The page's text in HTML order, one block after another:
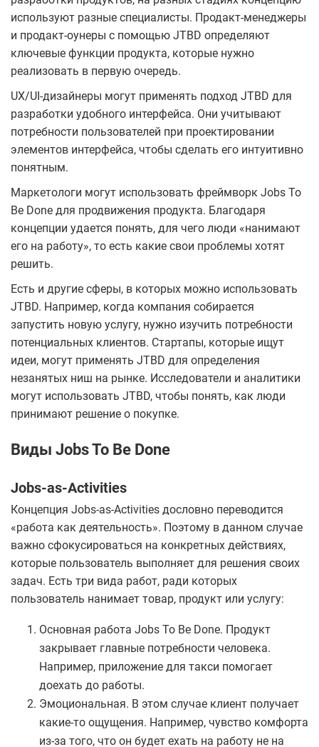
используют разные специалисты. Продакт-менеджеры
и продакт-оунеры с помощью JTBD определяют
ключевые функции продукта, которые нужно
реализовать в первую очередь.
UX/UI-дизайнеры могут применять подход JTBD для
разработки удобного интерфейса. Они учитывают
потребности пользователей при проектировании
элементов интерфейса, чтобы сделать его интуитивно
понятным.
Маркетологи могут использовать фреймворк Jobs To
Be Done для продвижения продукта. Благодаря
концепции удается понять, для чего люди «нанимают
его на работу», то есть какие свои проблемы хотят
решить.
Есть и другие сферы, в которых можно использовать
JTBD. Например, когда компания собирается
запустить новую услугу, нужно изучить потребности
потенциальных клиентов. Стартапы, которые ищут
идеи, могут применять JTBD для определения
незанятых ниш на рынке. Исследователи и аналитики
могут использовать JTBD, чтобы понять, как люди
принимают решение о покупке.
Виды Jobs To Be Done
Jobs-as-Activities
Концепция Jobs-as-Activities дословно переводится
«работа как деятельность». Поэтому в данном случае
важно сфокусироваться на конкретных действиях,
которые пользователь выполняет для решения своих
задач. Есть три вида работ, ради которых
пользователь нанимает товар, продукт или услугу:
Основная работа Jobs To Be Done. Продукт
закрывает главные потребности человека.
Например, приложение для такси помогает
доехать до работы.
Эмоциональная. В этом случае клиент получает
какие-то ощущения. Например, чувство комфорта
из-за того, что он будет ехать на работу не на